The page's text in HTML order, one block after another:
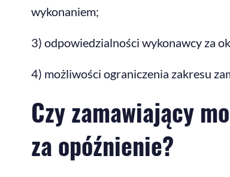
wykonaniem;
3) odpowiedzialności wykonawcy za
4) możliwości ograniczenia zakresu
Czy zamawiający
za opóźnienie?